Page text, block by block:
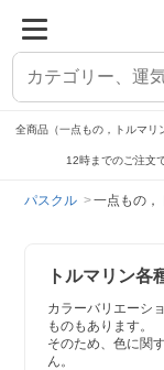
全商品（一点もの，トルマリ
12時までのご注文
パスクル 一点もの，
トルマリン各
カラーバリエーシ
ものもあります。
そのため、色に関
ん。